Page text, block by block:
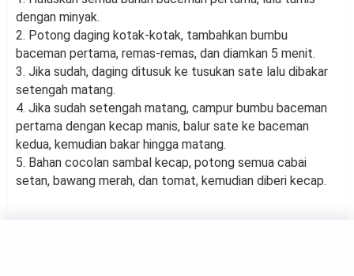
dengan minyak.
2. Potong daging kotak-kotak, tambahkan bumbu
baceman pertama, remas-remas, dan diamkan 5 menit.
3. Jika sudah, daging ditusuk ke tusukan sate lalu dibakar
setengah matang.
4. Jika sudah setengah matang, campur bumbu baceman
pertama dengan kecap manis, balur sate ke baceman
kedua, kemudian bakar hingga matang.
5. Bahan cocolan sambal kecap, potong semua cabai
setan, bawang merah, dan tomat, kemudian diberi kecap.